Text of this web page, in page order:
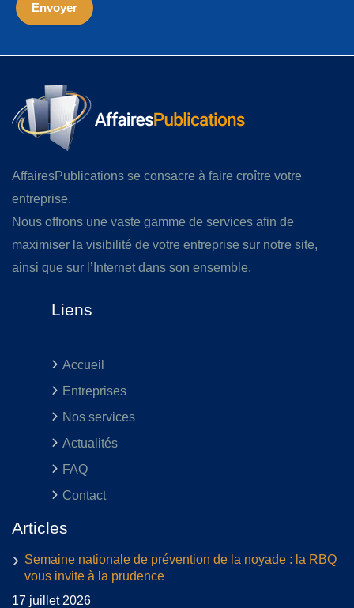
AffairesPublications se consacre à faire croître votre
entreprise.
Nous offrons une vaste gamme de services afin de
maximiser la visibilité de votre entreprise sur notre site,
ainsi que sur l’Internet dans son ensemble.
Liens
Accueil
Entreprises
Nos services
Actualités
FAQ
Contact
Articles
Semaine nationale de prévention de la noyade : la RBQ
vous invite à la prudence
17 juillet 2026